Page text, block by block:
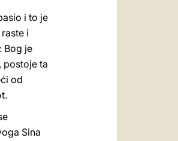
i to je
i
Bog je
postoje ta
od
Sina